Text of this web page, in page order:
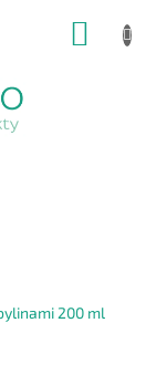
200 ml